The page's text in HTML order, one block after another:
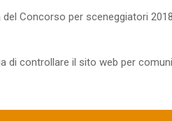
del Concorso per sceneggiatori
di controllare il sito web per